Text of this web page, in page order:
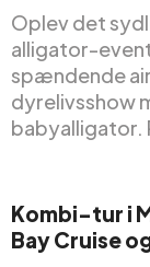
Oplev det
alligator-
spændende
dyrelivsshow
babyalligator.
Kombi-tur i
Bay Cruise